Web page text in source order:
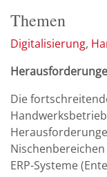
Themen
Digitalisierung
Die
ERP-Systeme